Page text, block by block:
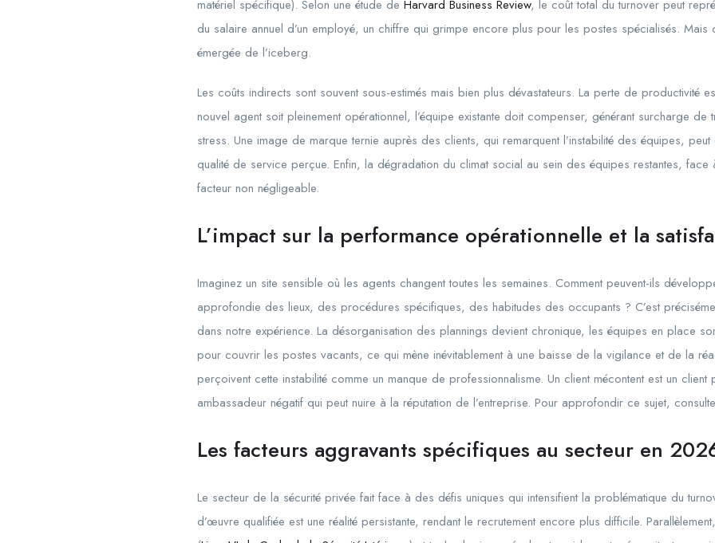
matériel spécifique). Selon une étude de Harvard Business Review, le coût total du turnover peut
du salaire annuel d’un employé, un chiffre qui grimpe encore plus pour les postes spécialisés.
émergée de l’iceberg.
Les coûts indirects sont souvent sous-estimés mais bien plus dévastateurs. La perte de productivité
nouvel agent soit pleinement opérationnel, l’équipe existante doit compenser, générant surcharge de
stress. Une image de marque ternie auprès des clients, qui remarquent l’instabilité des équipes,
qualité de service perçue. Enfin, la dégradation du climat social au sein des équipes restantes, face
facteur non négligeable.
L’impact sur la performance opérationnelle et la
Imaginez un site sensible où les agents changent toutes les semaines. Comment peuvent-ils
approfondie des lieux, des procédures spécifiques, des habitudes des occupants ? C’est
dans notre expérience. La désorganisation des plannings devient chronique, les équipes en place
pour couvrir les postes vacants, ce qui mène inévitablement à une baisse de la vigilance et de la
perçoivent cette instabilité comme un manque de professionnalisme. Un client mécontent est un client
ambassadeur négatif qui peut nuire à la réputation de l’entreprise. Pour approfondir ce sujet,
Les facteurs aggravants spécifiques au secteur en
Le secteur de la sécurité privée fait face à des défis uniques qui intensifient la problématique du
d’œuvre qualifiée est une réalité persistante, rendant le recrutement encore plus difficile.